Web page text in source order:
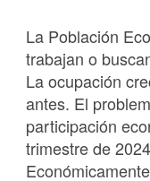
La Población
trabajan o
La ocupación
antes. El
participación
trimestre de